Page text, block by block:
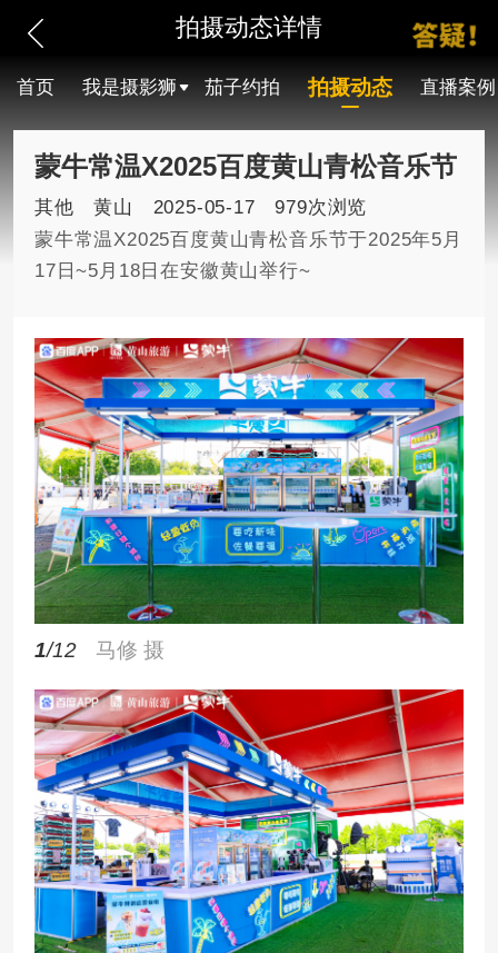
拍摄动态详情
首页 我是摄影狮 茄子约拍 拍摄动态 直播案例
蒙牛常温X2025百度黄山青松音乐节
其他 黄山 2025-05-17
979次浏览
蒙牛常温X2025百度黄山青松音乐节于2025年5月
17日~5月18日在安徽黄山举行~
1/12 马修 摄